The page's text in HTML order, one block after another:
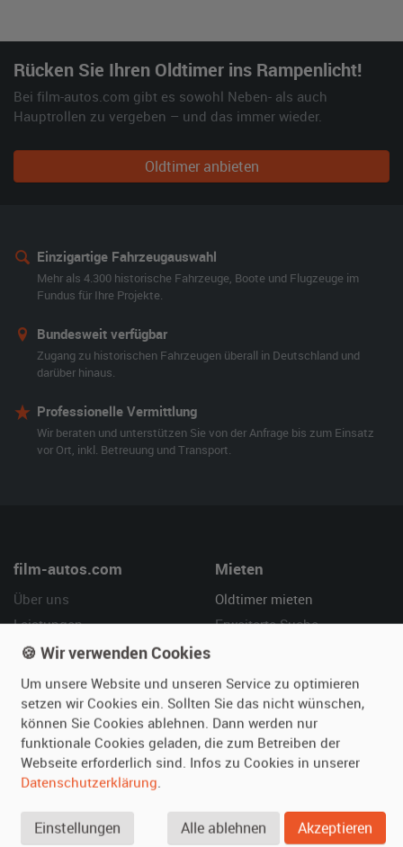
Rücken Sie Ihren Oldtimer ins Rampenlicht!
Bei film-autos.com gibt es sowohl Neben- als auch
Hauptrollen zu vergeben – und das immer wieder.
Oldtimer anbieten
Einzigartige Fahrzeugauswahl
Mehr als 4.300 historische Fahrzeuge, Boote und Flugzeuge im
Fundus für Ihre Projekte.
Bundesweit verfügbar
Zugang zu historischen Fahrzeugen überall in Deutschland und
darüber hinaus.
Professionelle Vermittlung
Wir beraten und unterstützen Sie von der Anfrage bis zum Einsatz
vor Ort, inkl. Betreuung und Transport.
film-autos.com
Über uns
Leistungen
Referenzen
Kundenmeinungen
Mieten
Oldtimer mieten
Erweiterte Suche
Service
Vermieten
Oldtimer anmelden
Fotos senden
Inserat verwalten
Hilfe
Häufige Fragen (FAQ)
🍪 Wir verwenden Cookies
Um unsere Website und unseren Service zu optimieren
setzen wir Cookies ein. Sollten Sie das nicht wünschen,
können Sie Cookies ablehnen. Dann werden nur
funktionale Cookies geladen, die zum Betreiben der
Webseite erforderlich sind. Infos zu Cookies in unserer
Datenschutzerklärung.
Einstellungen Alle ablehnen Akzeptieren